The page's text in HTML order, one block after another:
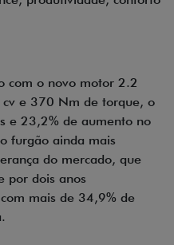
com o novo motor 2.2
e 370 Nm de torque, o
e 23,2% de aumento no
furgão ainda mais
do mercado, que
por dois anos
mais de 34,9% de